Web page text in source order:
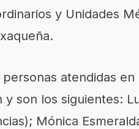
y Unidades
atendidas en
son los siguientes:
Mónica